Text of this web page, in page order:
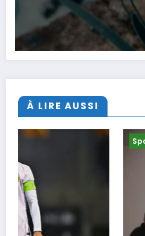
À LIRE AUSSI
Sports